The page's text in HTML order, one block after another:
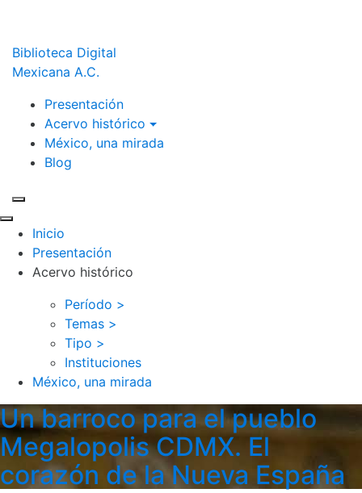
Biblioteca Digital
Mexicana A.C.
Presentación
Acervo histórico
México, una mirada
Blog
Inicio
Presentación
Acervo histórico
Período >
Temas >
Tipo >
Instituciones
México, una mirada
Un barroco para el pueblo
Megalopolis CDMX. El
corazón de la Nueva España